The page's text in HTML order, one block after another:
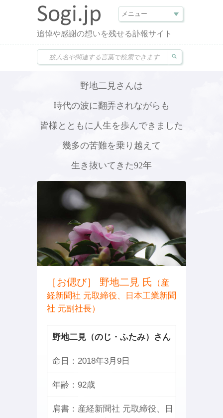
追悼や感謝の想いを残せる訃報サイト
野地二見さんは
時代の波に翻弄されながらも
皆様とともに人生を歩んできました
幾多の苦難を乗り越えて
生き抜いてきた92年
［お偲び］ 野地二見 氏
（産
経新聞社 元取締役、日本工業新聞
社 元副社長）
野地二見（のじ・ふたみ）さん
命日： 2018年3月9日
年齢： 92歳
肩書： 産経新聞社 元取締役、日